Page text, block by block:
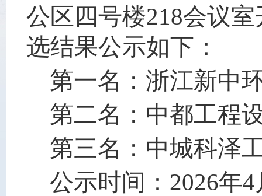
公区四号楼218会议
选结果公示如下：
第一名：浙江新
第二名：中都工程
第三名：中城科泽
公示时间：2026年